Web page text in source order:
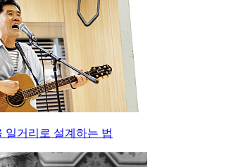
일거리로 설계하는 법